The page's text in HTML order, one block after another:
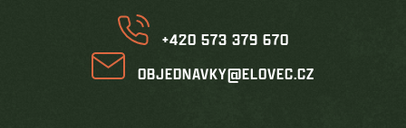
+420 573 379 670
OBJEDNAVKY@ELOVEC.CZ